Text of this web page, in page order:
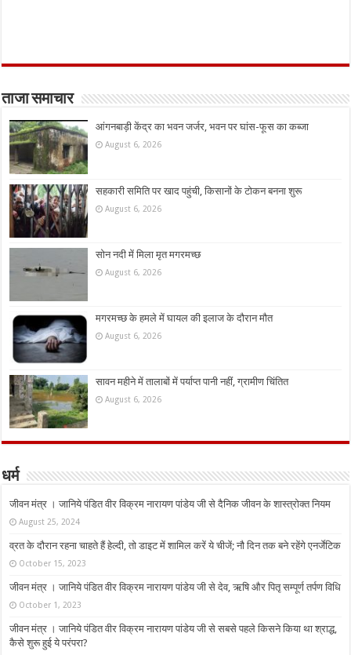
ताजा समाचार
आंगनबाड़ी केंद्र का भवन जर्जर, भवन पर घांस-फूस का कब्जा
August 6, 2026
सहकारी समिति पर खाद पहुंची, किसानों के टोकन बनना शुरू
August 6, 2026
सोन नदी में मिला मृत मगरमच्छ
August 6, 2026
मगरमच्छ के हमले में घायल की इलाज के दौरान मौत
August 6, 2026
सावन महीने में तालाबों में पर्याप्त पानी नहीं, ग्रामीण चिंतित
August 6, 2026
धर्म
जीवन मंत्र । जानिये पंडित वीर विक्रम नारायण पांडेय जी से दैनिक जीवन के शास्त्रोक्त नियम
August 25, 2024
व्रत के दौरान रहना चाहते हैं हेल्दी, तो डाइट में शामिल करें ये चीजें; नौ दिन तक बने रहेंगे एनर्जेटिक
October 15, 2023
जीवन मंत्र । जानिये पंडित वीर विक्रम नारायण पांडेय जी से देव, ऋषि और पितृ सम्पूर्ण तर्पण विधि
October 1, 2023
जीवन मंत्र । जानिये पंडित वीर विक्रम नारायण पांडेय जी से सबसे पहले किसने किया था श्राद्ध,
कैसे शुरू हुई ये परंपरा?